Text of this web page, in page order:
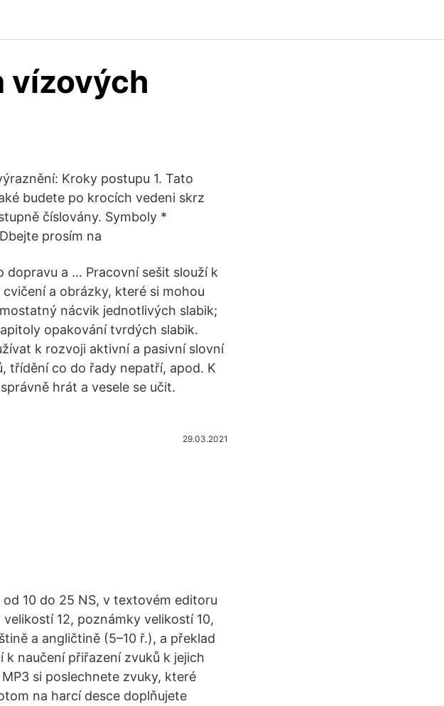
vízových
Kroky postupu 1. Tato
budete po krocích vedeni skrz
číslovány. Symboly *
prosím na
a … Pracovní sešit slouží k
a obrázky, které si mohou
nácvik jednotlivých slabik;
opakování tvrdých slabik.
k rozvoji aktivní a pasivní slovní
třídění co do řady nepatří, apod. K
hrát a vesele se učit.
29.03.2021
10 do 25 NS, v textovém editoru
12, poznámky velikostí 10,
a angličtině (5–10 ř.), a překlad
naučení přiřazení zvuků k jejich
si poslechnete zvuky, které
na harcí desce doplňujete